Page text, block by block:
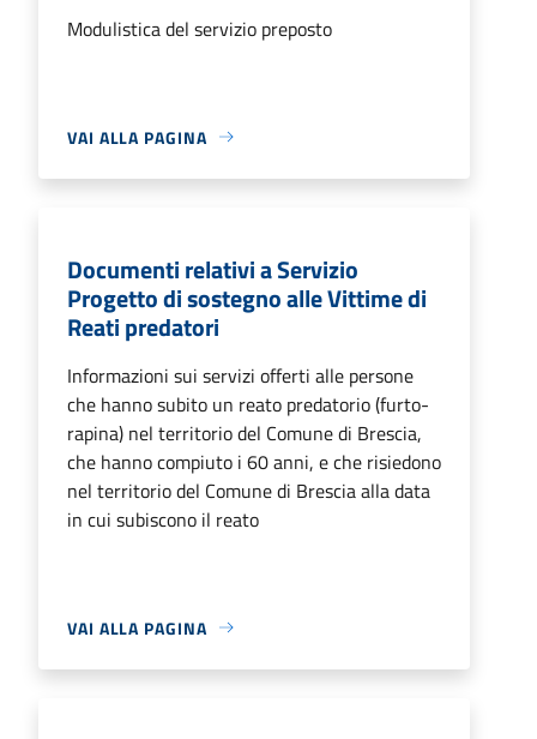
Modulistica del servizio preposto
VAI ALLA PAGINA
Documenti relativi a Servizio
Progetto di sostegno alle Vittime di
Reati predatori
Informazioni sui servizi offerti alle persone
che hanno subito un reato predatorio (furto-
rapina) nel territorio del Comune di Brescia,
che hanno compiuto i 60 anni, e che risiedono
nel territorio del Comune di Brescia alla data
in cui subiscono il reato
VAI ALLA PAGINA